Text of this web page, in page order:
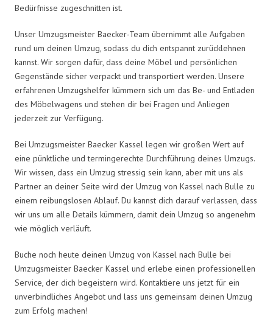
Bedürfnisse zugeschnitten ist.
Unser Umzugsmeister Baecker-Team übernimmt alle Aufgaben
rund um deinen Umzug, sodass du dich entspannt zurücklehnen
kannst. Wir sorgen dafür, dass deine Möbel und persönlichen
Gegenstände sicher verpackt und transportiert werden. Unsere
erfahrenen Umzugshelfer kümmern sich um das Be- und Entladen
des Möbelwagens und stehen dir bei Fragen und Anliegen
jederzeit zur Verfügung.
Bei Umzugsmeister Baecker Kassel legen wir großen Wert auf
eine pünktliche und termingerechte Durchführung deines Umzugs.
Wir wissen, dass ein Umzug stressig sein kann, aber mit uns als
Partner an deiner Seite wird der Umzug von Kassel nach Bulle zu
einem reibungslosen Ablauf. Du kannst dich darauf verlassen, dass
wir uns um alle Details kümmern, damit dein Umzug so angenehm
wie möglich verläuft.
Buche noch heute deinen Umzug von Kassel nach Bulle bei
Umzugsmeister Baecker Kassel und erlebe einen professionellen
Service, der dich begeistern wird. Kontaktiere uns jetzt für ein
unverbindliches Angebot und lass uns gemeinsam deinen Umzug
zum Erfolg machen!